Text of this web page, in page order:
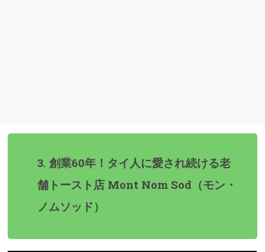
3. 創業60年！タイ人に愛され続ける老
舗トースト店 Mont Nom Sod（モン・
ノムソッド）